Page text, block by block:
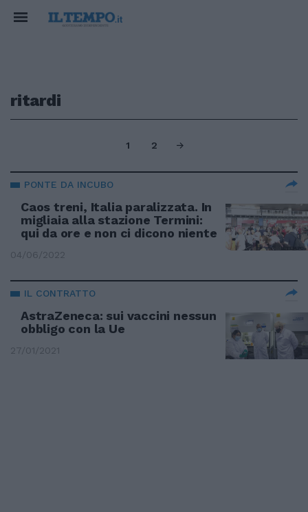
ritardi
1 2
PONTE DA INCUBO
Caos treni, Italia paralizzata. In
migliaia alla stazione Termini:
qui da ore e non ci dicono niente
04/06/2022
IL CONTRATTO
AstraZeneca: sui vaccini nessun
obbligo con la Ue
27/01/2021